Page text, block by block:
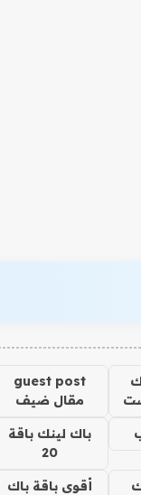
guest post
مقال ضيف
باك لينك باقة
20
أقوى باقة باك